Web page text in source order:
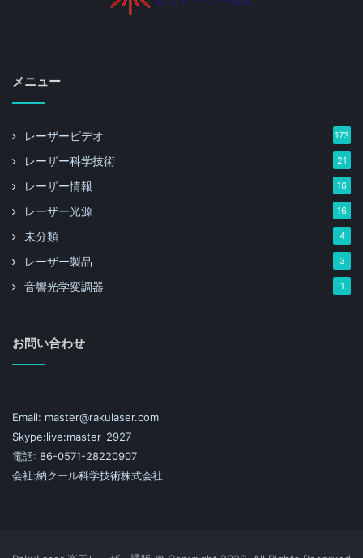
メニュー
レーザービデオ 173
レーザー科学技術 21
レーザー情報 16
レーザー光源 16
未分類 4
レーザー製品 3
音響光学変調器 1
お問い合わせ
Email: master@rakulaser.com
Skype:live:master_2927
電話: 86-0571-28220907
会社:納クール科学技術株式会社